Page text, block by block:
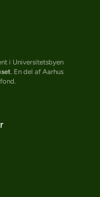
i Universitetsbyen
. En del af Aarhus